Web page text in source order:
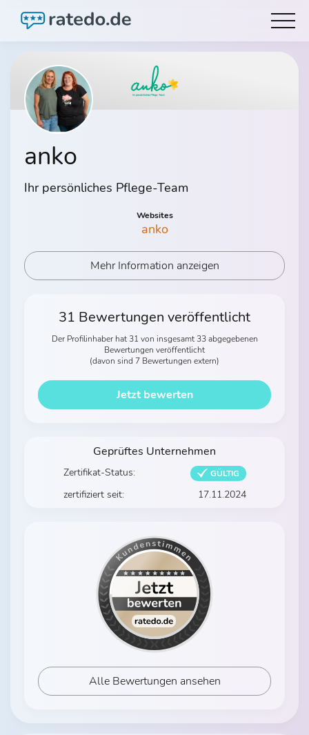
anko
Ihr persönliches Pflege-Team
Websites
anko
Mehr Information anzeigen
31 Bewertungen veröffentlicht
Der Profilinhaber hat 31 von insgesamt 33 abgegebenen
Bewertungen veröffentlicht
(davon sind 7 Bewertungen extern)
Jetzt bewerten
Geprüftes Unternehmen
Zertifikat-Status: GÜLTIG
zertifiziert seit: 17.11.2024
Alle Bewertungen ansehen